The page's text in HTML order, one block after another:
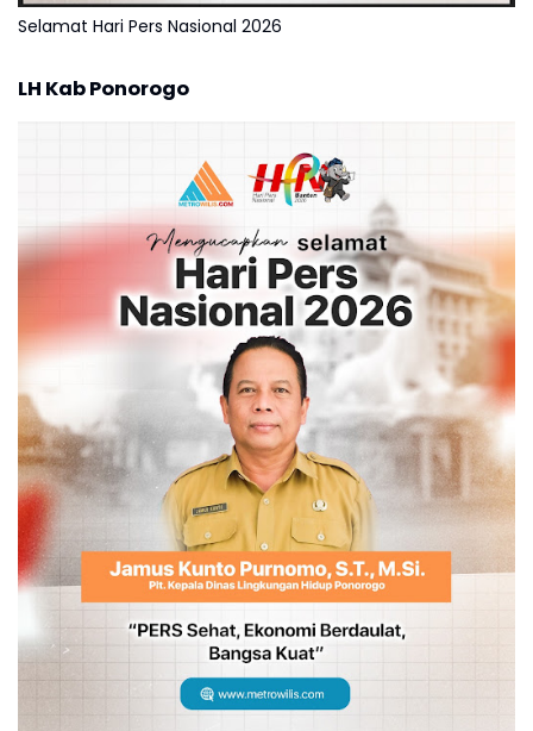
Selamat Hari Pers Nasional 2026
LH Kab Ponorogo